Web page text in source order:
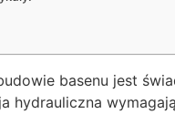
basenu jest
hydrauliczna